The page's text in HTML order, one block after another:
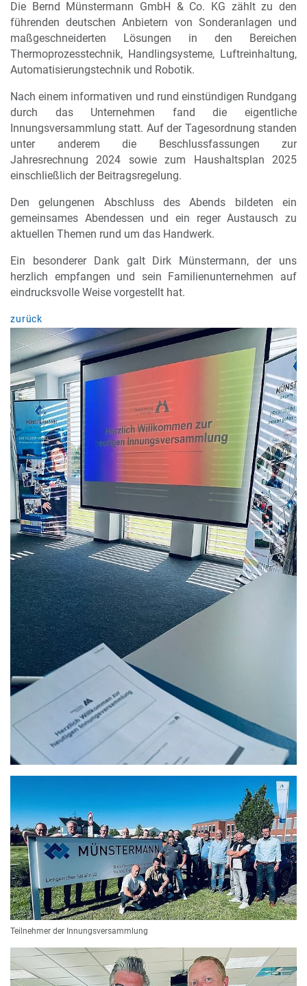
Die Bernd Münstermann GmbH & Co. KG zählt zu den
führenden deutschen Anbietern von Sonderanlagen und
maßgeschneiderten Lösungen in den Bereichen
Thermoprozesstechnik, Handlingsysteme, Luftreinhaltung,
Automatisierungstechnik und Robotik.
Nach einem informativen und rund einstündigen Rundgang
durch das Unternehmen fand die eigentliche
Innungsversammlung statt. Auf der Tagesordnung standen
unter anderem die Beschlussfassungen zur
Jahresrechnung 2024 sowie zum Haushaltsplan 2025
einschließlich der Beitragsregelung.
Den gelungenen Abschluss des Abends bildeten ein
gemeinsames Abendessen und ein reger Austausch zu
aktuellen Themen rund um das Handwerk.
Ein besonderer Dank galt Dirk Münstermann, der uns
herzlich empfangen und sein Familienunternehmen auf
eindrucksvolle Weise vorgestellt hat.
zurück
Teilnehmer der Innungsversammlung